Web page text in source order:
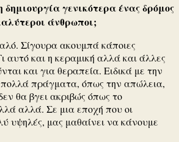
γενικότερα ένας δρόμος
άνθρωποι;
Σίγουρα ακουμπά κάποιες
αυτό και η κεραμική αλλά και άλλες
και για θεραπεία. Ειδικά με την
πολλά πράγματα, όπως την απώλεια,
θα βγει ακριβώς όπως το
αλλά. Σε μια εποχή που οι
υψηλές, μας μαθαίνει να κάνουμε